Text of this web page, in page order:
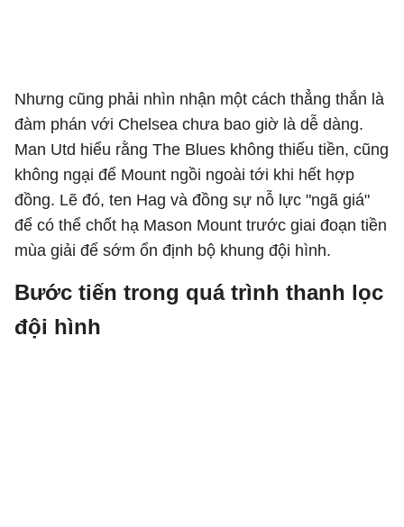
Nhưng cũng phải nhìn nhận một cách thẳng thắn là
đàm phán với Chelsea chưa bao giờ là dễ dàng.
Man Utd hiểu rằng The Blues không thiếu tiền, cũng
không ngại để Mount ngồi ngoài tới khi hết hợp
đồng. Lẽ đó, ten Hag và đồng sự nỗ lực "ngã giá"
để có thể chốt hạ Mason Mount trước giai đoạn tiền
mùa giải để sớm ổn định bộ khung đội hình.
Bước tiến trong quá trình thanh lọc
đội hình